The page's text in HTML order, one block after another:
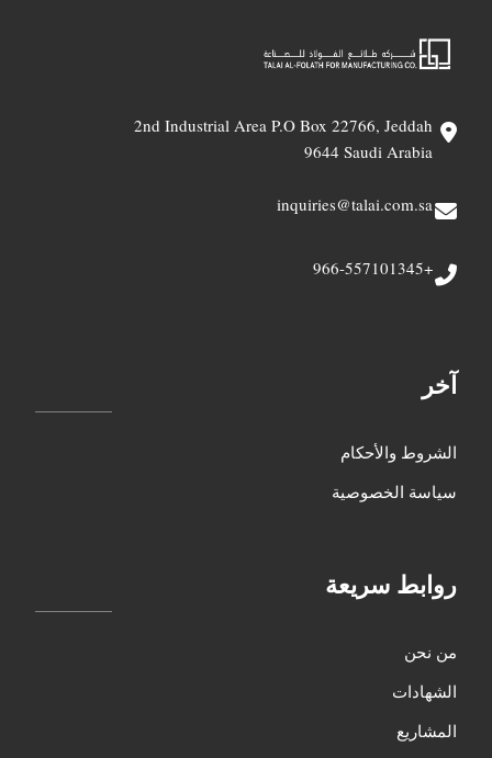
2nd Industrial Area P.O Box 22766, Jeddah
9644 Saudi Arabia
inquiries@talai.com.sa
+966-557101345
آخر
الشروط والأحكام
سياسة الخصوصية
روابط سريعة
من نحن
الشهادات
المشاريع